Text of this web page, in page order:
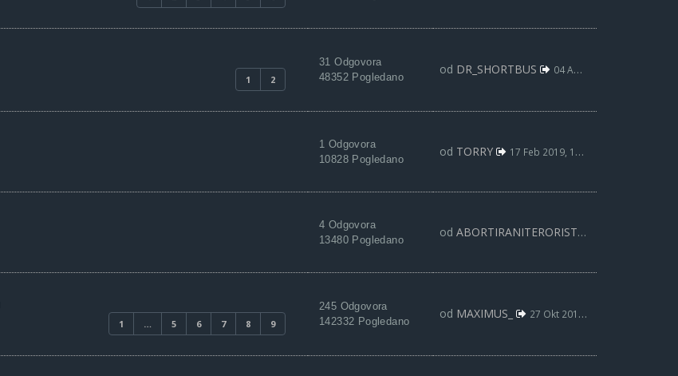
1 2
31 Odgovora
48352 Pogledano
od DR_SHORTBUS 04 Apr 2019, 00:55
1 Odgovora
10828 Pogledano
od TORRY 17 Feb 2019, 13:13
4 Odgovora
13480 Pogledano
od ABORTIRANITERORISTA
1 … 5 6 7 8 9
245 Odgovora
142332 Pogledano
od MAXIMUS_ 27 Okt 2018, 02:47